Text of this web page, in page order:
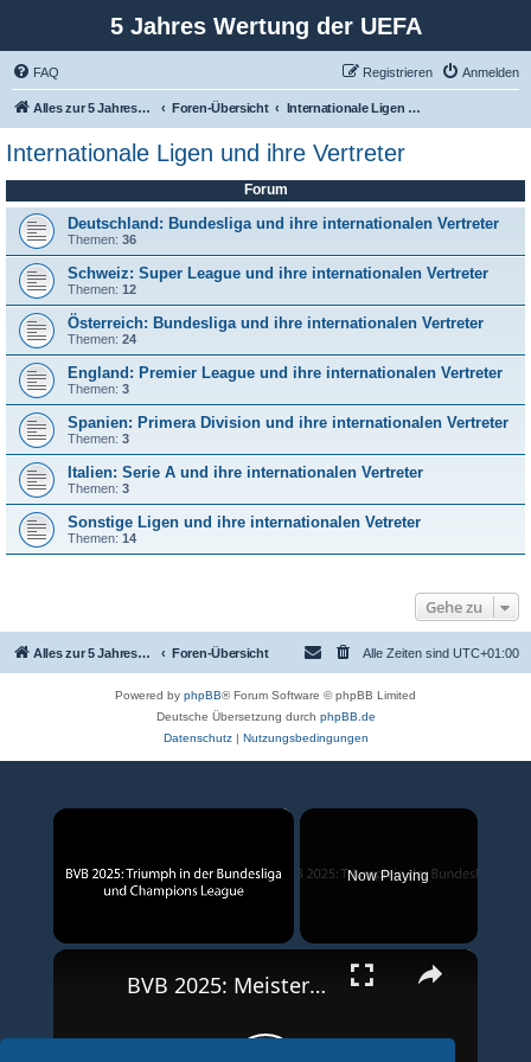
5 Jahres Wertung der UEFA
FAQ Anmelden
Registrieren
Alles zur 5 Jahreswertung / Tabelle der UEFA mit vielen Statistiken. Foren-Übersicht Internationale Ligen und ihre Vertreter
Internationale Ligen und ihre Vertreter
Forum
Deutschland: Bundesliga und ihre internationalen Vertreter
Themen: 36
Schweiz: Super League und ihre internationalen Vertreter
Themen: 12
Österreich: Bundesliga und ihre internationalen Vertreter
Themen: 24
England: Premier League und ihre internationalen Vertreter
Themen: 3
Spanien: Primera Division und ihre internationalen Vertreter
Themen: 3
Italien: Serie A und ihre internationalen Vertreter
Themen: 3
Sonstige Ligen und ihre internationalen Vetreter
Themen: 14
Gehe zu
Alles zur 5 Jahreswertung / Tabelle der UEFA mit vielen Statistiken. Foren-Übersicht Alle Zeiten sind UTC+01:00
Powered by phpBB® Forum Software © phpBB Limited
Deutsche Übersetzung durch phpBB.de
Datenschutz| Nutzungsbedingungen
×
Now Playing
×
BVB 2025: Meisterschaft und Champions League-Erfolg